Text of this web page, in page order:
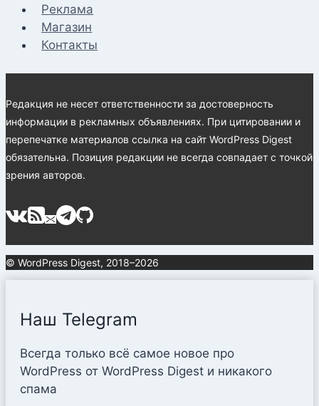
Реклама
Магазин
Контакты
Редакция не несет ответственности за достоверность
информации в рекламных объявлениях. При цитировании и
перепечатке материалов ссылка на сайт WordPress Digest
обязательна. Позиция редакции не всегда совпадает с точкой
зрения авторов.
© WordPress Digest, 2018–2026
Наш Telegram
Всегда только всё самое новое про
WordPress от WordPress Digest и никакого
спама